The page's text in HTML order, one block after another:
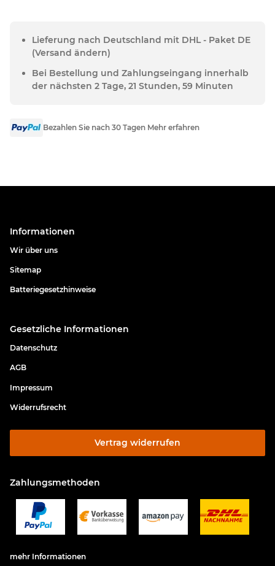
Lieferung nach Deutschland mit DHL - Paket DE
(Versand ändern)
Bei Bestellung und Zahlungseingang innerhalb
der nächsten 2 Tage, 21 Stunden, 59 Minuten
Bezahlen Sie nach 30 Tagen Mehr erfahren
Informationen
Wir über uns
Sitemap
Batteriegesetzhinweise
Gesetzliche Informationen
Datenschutz
AGB
Impressum
Widerrufsrecht
Vertrag widerrufen
Zahlungsmethoden
mehr Informationen